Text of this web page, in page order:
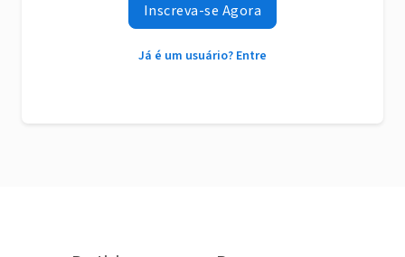
Inscreva-se Agora
Já é um usuário? Entre